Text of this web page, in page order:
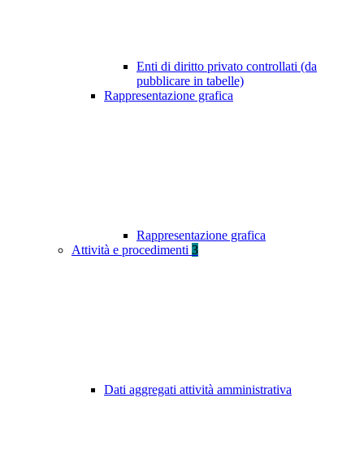
Enti di diritto privato controllati (da
pubblicare in tabelle)
Rappresentazione grafica
Rappresentazione grafica
Attività e procedimenti 3
Dati aggregati attività amministrativa